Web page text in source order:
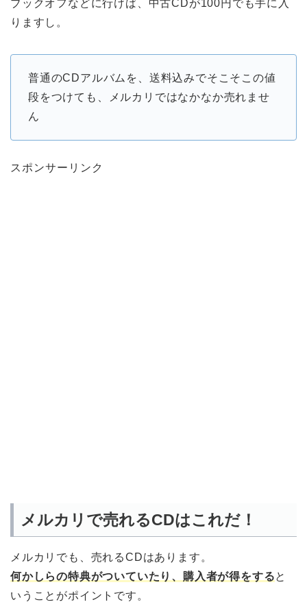
ブックオフなどに行けば、中古CDが100円でも手に入
りますし。
普通のCDアルバムを、送料込みでそこそこの値
段をつけても、メルカリではなかなか売れませ
ん
スポンサーリンク
メルカリで売れるCDはこれだ！
メルカリでも、売れるCDはあります。
何かしらの特典がついていたり、購入者が得をすると
いうことがポイントです。